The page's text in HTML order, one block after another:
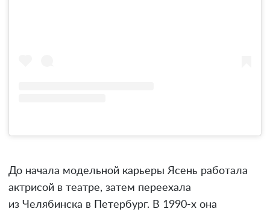
До начала модельной карьеры Ясень работала
актрисой в театре, затем переехала
из Челябинска в Петербург. В 1990-х она